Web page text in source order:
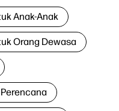
Anak-Anak
Orang Dewasa